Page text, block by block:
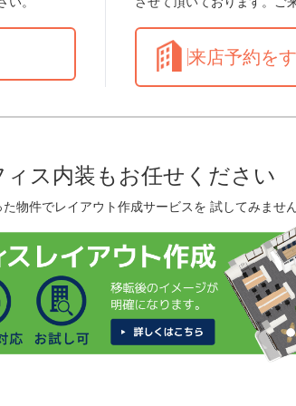
来店予約を
ィス内装もお任せください
物件でレイアウト作成サービスを 試してみませ